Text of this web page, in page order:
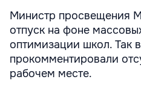
Министр просвещения
отпуск на фоне
оптимизации школ. Так
прокомментировали
рабочем месте.